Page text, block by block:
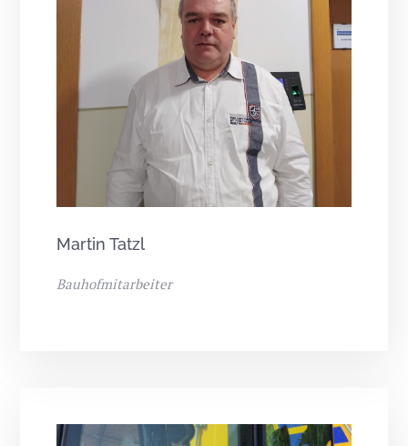
Martin Tatzl
Bauhofmitarbeiter